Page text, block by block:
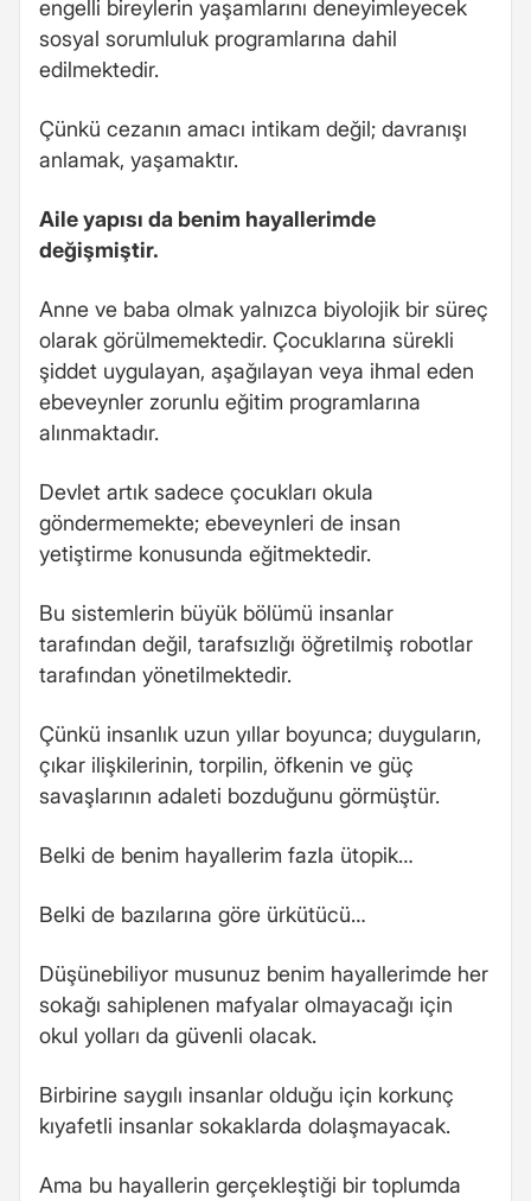
engelli bireylerin yaşamlarını deneyimleyecek
sosyal sorumluluk programlarına dahil
edilmektedir.
Çünkü cezanın amacı intikam değil; davranışı
anlamak, yaşamaktır.
Aile yapısı da benim hayallerimde
değişmiştir.
Anne ve baba olmak yalnızca biyolojik bir süreç
olarak görülmemektedir. Çocuklarına sürekli
şiddet uygulayan, aşağılayan veya ihmal eden
ebeveynler zorunlu eğitim programlarına
alınmaktadır.
Devlet artık sadece çocukları okula
göndermemekte; ebeveynleri de insan
yetiştirme konusunda eğitmektedir.
Bu sistemlerin büyük bölümü insanlar
tarafından değil, tarafsızlığı öğretilmiş robotlar
tarafından yönetilmektedir.
Çünkü insanlık uzun yıllar boyunca; duyguların,
çıkar ilişkilerinin, torpilin, öfkenin ve güç
savaşlarının adaleti bozduğunu görmüştür.
Belki de benim hayallerim fazla ütopik…
Belki de bazılarına göre ürkütücü…
Düşünebiliyor musunuz benim hayallerimde her
sokağı sahiplenen mafyalar olmayacağı için
okul yolları da güvenli olacak.
Birbirine saygılı insanlar olduğu için korkunç
kıyafetli insanlar sokaklarda dolaşmayacak.
Ama bu hayallerin gerçekleştiği bir toplumda